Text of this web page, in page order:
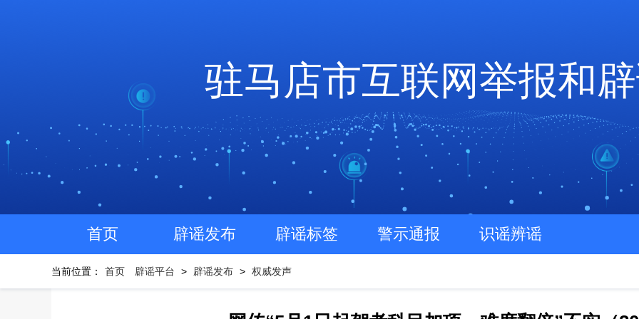
驻马店市互联网举报和
首页 辟谣发布 辟谣标签 警示通报 识谣辨谣
当前位置： 首页 辟谣平台 > 辟谣发布 > 权威发声